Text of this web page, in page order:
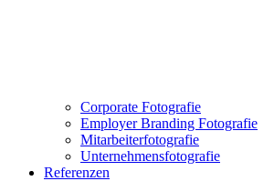
Corporate Fotografie
Employer Branding Fotografie
Mitarbeiterfotografie
Unternehmensfotografie
Referenzen